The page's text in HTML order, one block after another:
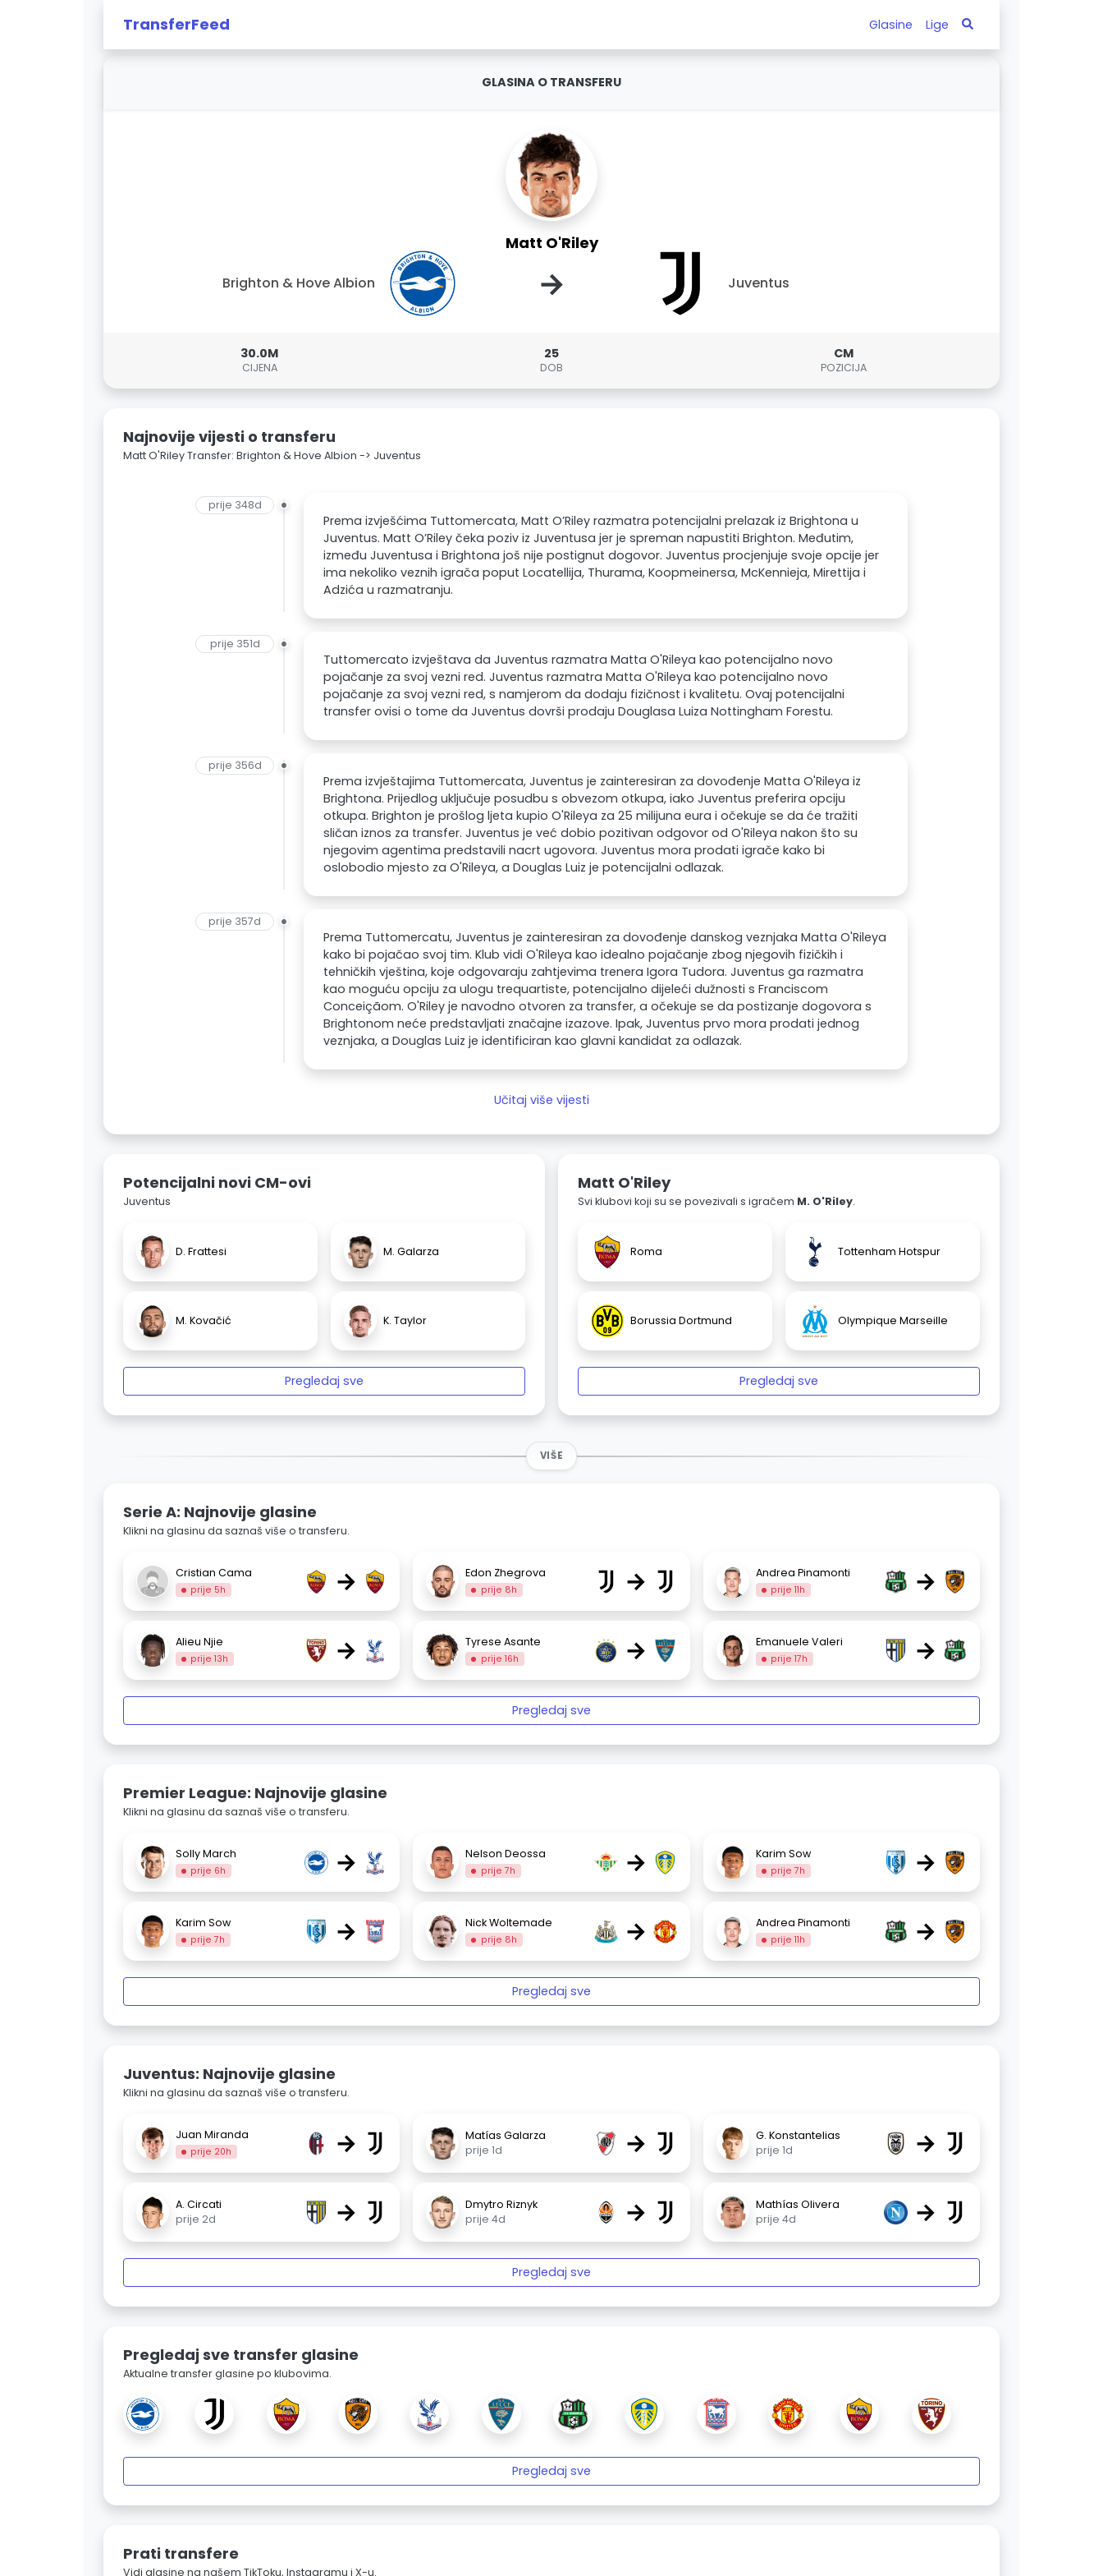
TransferFeed Glasine Lige
GLASINA O TRANSFERU
Matt O'Riley
Brighton & Hove Albion → Juventus
30.0M
CIJENA
25
DOB
CM
POZICIJA
Najnovije vijesti o transferu
Matt O'Riley Transfer: Brighton & Hove Albion -> Juventus
prije 348d
Prema izvješćima Tuttomercata, Matt O’Riley razmatra potencijalni prelazak iz Brightona u
Juventus. Matt O’Riley čeka poziv iz Juventusa jer je spreman napustiti Brighton. Međutim,
između Juventusa i Brightona još nije postignut dogovor. Juventus procjenjuje svoje opcije jer
ima nekoliko veznih igrača poput Locatellija, Thurama, Koopmeinersa, McKennieja, Mirettija i
Adzića u razmatranju.
prije 351d
Tuttomercato izvještava da Juventus razmatra Matta O'Rileya kao potencijalno novo
pojačanje za svoj vezni red. Juventus razmatra Matta O'Rileya kao potencijalno novo
pojačanje za svoj vezni red, s namjerom da dodaju fizičnost i kvalitetu. Ovaj potencijalni
transfer ovisi o tome da Juventus dovrši prodaju Douglasa Luiza Nottingham Forestu.
prije 356d
Prema izvještajima Tuttomercata, Juventus je zainteresiran za dovođenje Matta O'Rileya iz
Brightona. Prijedlog uključuje posudbu s obvezom otkupa, iako Juventus preferira opciju
otkupa. Brighton je prošlog ljeta kupio O'Rileya za 25 milijuna eura i očekuje se da će tražiti
sličan iznos za transfer. Juventus je već dobio pozitivan odgovor od O'Rileya nakon što su
njegovim agentima predstavili nacrt ugovora. Juventus mora prodati igrače kako bi
oslobodio mjesto za O'Rileya, a Douglas Luiz je potencijalni odlazak.
prije 357d
Prema Tuttomercatu, Juventus je zainteresiran za dovođenje danskog veznjaka Matta O'Rileya
kako bi pojačao svoj tim. Klub vidi O'Rileya kao idealno pojačanje zbog njegovih fizičkih i
tehničkih vještina, koje odgovaraju zahtjevima trenera Igora Tudora. Juventus ga razmatra
kao moguću opciju za ulogu trequartiste, potencijalno dijeleći dužnosti s Franciscom
Conceiçãom. O'Riley je navodno otvoren za transfer, a očekuje se da postizanje dogovora s
Brightonom neće predstavljati značajne izazove. Ipak, Juventus prvo mora prodati jednog
veznjaka, a Douglas Luiz je identificiran kao glavni kandidat za odlazak.
Učitaj više vijesti
Potencijalni novi CM-ovi
Juventus
D. Frattesi M. Galarza
M. Kovačić K. Taylor
Pregledaj sve
Matt O'Riley
Svi klubovi koji su se povezivali s igračem M. O'Riley.
Roma Tottenham Hotspur
Borussia Dortmund Olympique Marseille
Pregledaj sve
VIŠE
Serie A: Najnovije glasine
Klikni na glasinu da saznaš više o transferu.
Cristian Cama
prije 5h → Edon Zhegrova
prije 8h → Andrea Pinamonti
prije 11h →
Alieu Njie
prije 13h → Tyrese Asante
prije 16h → Emanuele Valeri
prije 17h →
Pregledaj sve
Premier League: Najnovije glasine
Klikni na glasinu da saznaš više o transferu.
Solly March
prije 6h → Nelson Deossa
prije 7h → Karim Sow
prije 7h →
Karim Sow
prije 7h → Nick Woltemade
prije 8h → Andrea Pinamonti
prije 11h →
Pregledaj sve
Juventus: Najnovije glasine
Klikni na glasinu da saznaš više o transferu.
Juan Miranda
prije 20h →
Matías Galarza
prije 1d
→
G. Konstantelias
prije 1d
→
A. Circati
prije 2d
→
Dmytro Riznyk
prije 4d
→
Mathías Olivera
prije 4d
→
Pregledaj sve
Pregledaj sve transfer glasine
Aktualne transfer glasine po klubovima.
Pregledaj sve
Prati transfere
Vidi glasine na našem TikToku, Instagramu i X-u.